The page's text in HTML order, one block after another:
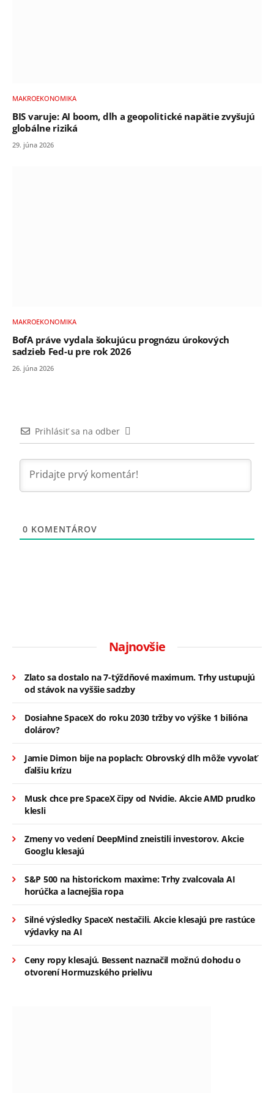
MAKROEKONOMIKA
BIS varuje: AI boom, dlh a geopolitické napätie zvyšujú
globálne riziká
29. júna 2026
MAKROEKONOMIKA
BofA práve vydala šokujúcu prognózu úrokových
sadzieb Fed-u pre rok 2026
26. júna 2026
Prihlásiť sa na odber
0 KOMENTÁROV
Najnovšie
Zlato sa dostalo na 7-týždňové maximum. Trhy ustupujú
od stávok na vyššie sadzby
Dosiahne SpaceX do roku 2030 tržby vo výške 1 bilióna
dolárov?
Jamie Dimon bije na poplach: Obrovský dlh môže vyvolať
ďalšiu krízu
Musk chce pre SpaceX čipy od Nvidie. Akcie AMD prudko
klesli
Zmeny vo vedení DeepMind zneistili investorov. Akcie
Googlu klesajú
S&P 500 na historickom maxime: Trhy zvalcovala AI
horúčka a lacnejšia ropa
Silné výsledky SpaceX nestačili. Akcie klesajú pre rastúce
výdavky na AI
Ceny ropy klesajú. Bessent naznačil možnú dohodu o
otvorení Hormuzského prielivu